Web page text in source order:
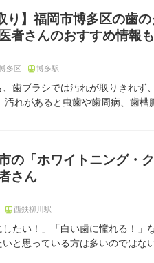
り】福岡市博多区の歯
者さんのおすすめ情報も
多区 博多駅
歯ブラシでは汚れが取りきれず
汚れがあると虫歯や歯周病、歯槽
の「ホワイトニング・
さん
西鉄柳川駅
したい！」「白い歯に憧れる！」
と思っている方は多いのではな